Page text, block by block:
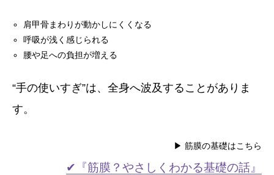
肩甲骨まわりが動かしにくくなる
呼吸が浅く感じられる
腰や足への負担が増える
“手の使いすぎ”は、全身へ波及することがありま
す。
▶ 筋膜の基礎はこちら
✔『筋膜？やさしくわかる基礎の話』